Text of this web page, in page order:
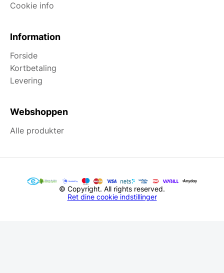
Cookie info
Information
Forside
Kortbetaling
Levering
Webshoppen
Alle produkter
© Copyright. All rights reserved.
Ret dine cookie indstillinger